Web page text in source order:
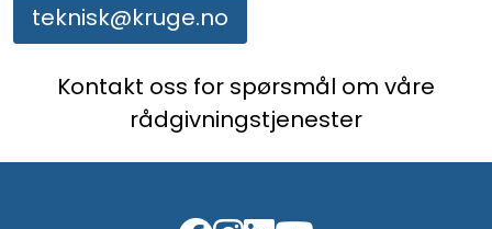
teknisk@kruge.no
Kontakt oss for spørsmål om våre
rådgivningstjenester